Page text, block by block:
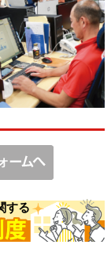
する